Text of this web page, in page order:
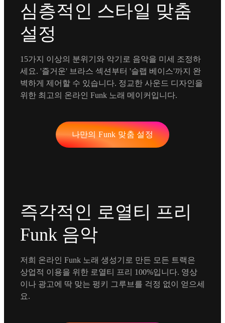
심층적인 스타일 맞춤
설정
15가지 이상의 분위기와 악기로 음악을 미세 조정하
세요. '즐거운' 브라스 섹션부터 '슬랩 베이스'까지 완
벽하게 제어할 수 있습니다. 정교한 사운드 디자인을
위한 최고의 온라인 Funk 노래 메이커입니다.
나만의 Funk 맞춤 설정
즉각적인 로열티 프리
Funk 음악
저희 온라인 Funk 노래 생성기로 만든 모든 트랙은
상업적 이용을 위한 로열티 프리 100%입니다. 영상
이나 광고에 딱 맞는 펑키 그루브를 걱정 없이 얻으세
요.